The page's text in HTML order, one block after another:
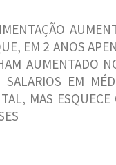
EM 2 ANOS
AUMENTADO
EM
MAS